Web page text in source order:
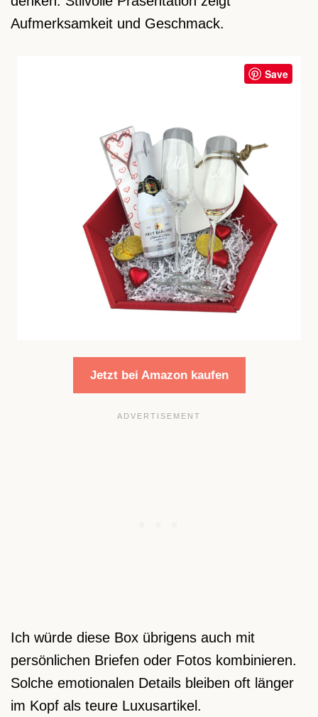
Aufmerksamkeit und Geschmack.
Save
Jetzt bei Amazon kaufen
Ich würde diese Box übrigens auch mit
persönlichen Briefen oder Fotos kombinieren.
Solche emotionalen Details bleiben oft länger
im Kopf als teure Luxusartikel.